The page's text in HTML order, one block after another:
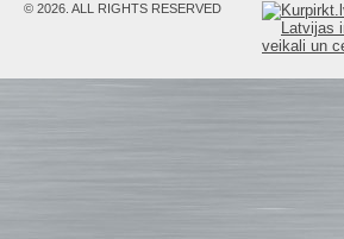
© 2026. ALL RIGHTS RESERVED